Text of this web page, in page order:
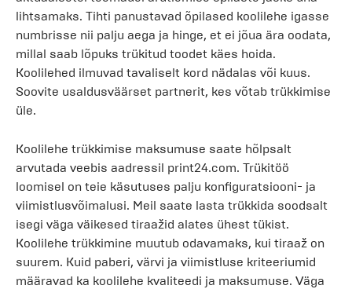
lihtsamaks. Tihti panustavad õpilased koolilehe igasse
numbrisse nii palju aega ja hinge, et ei jõua ära oodata,
millal saab lõpuks trükitud toodet käes hoida.
Koolilehed ilmuvad tavaliselt kord nädalas või kuus.
Soovite usaldusväärset partnerit, kes võtab trükkimise
üle.
Koolilehe trükkimise maksumuse saate hõlpsalt
arvutada veebis aadressil print24.com. Trükitöö
loomisel on teie käsutuses palju konfiguratsiooni- ja
viimistlusvõimalusi. Meil saate lasta trükkida soodsalt
isegi väga väikesed tiraažid alates ühest tükist.
Koolilehe trükkimine muutub odavamaks, kui tiraaž on
suurem. Kuid paberi, värvi ja viimistluse kriteeriumid
määravad ka koolilehe kvaliteedi ja maksumuse. Väga